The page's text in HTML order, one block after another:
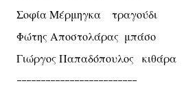
Σοφία Μέρμηγκα τραγούδι
Φώτης Αποστολάρας μπάσο
Γιώργος Παπαδόπουλος κιθάρα
-------------------------